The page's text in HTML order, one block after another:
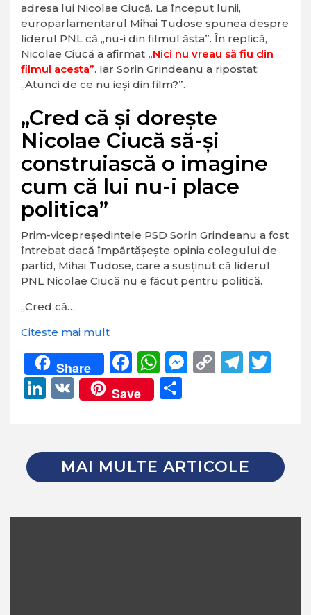
adresa lui Nicolae Ciucă. La început lunii,
europarlamentarul Mihai Tudose spunea despre
liderul PNL că „nu-i din filmul ăsta”. În replică,
Nicolae Ciucă a afirmat „Nici nu vreau să fiu din
filmul acesta”. Iar Sorin Grindeanu a ripostat:
„Atunci de ce nu ieşi din film?”.
„Cred că şi doreşte
Nicolae Ciucă să-şi
construiască o imagine
cum că lui nu-i place
politica”
Prim-vicepreşedintele PSD Sorin Grindeanu a fost
întrebat dacă împărtăşeşte opinia colegului de
partid, Mihai Tudose, care a susţinut că liderul
PNL Nicolae Ciucă nu e făcut pentru politică.
„Cred că…
Citeste mai mult
Share Facebook
WhatsApp
Messenger
Copy
LinkedIn
VK Save
MAI MULTE ARTICOLE